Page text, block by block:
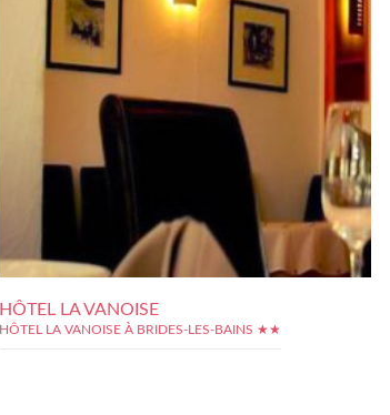
HÔTEL LA VANOISE
HÔTEL LA VANOISE À BRIDES-LES-BAINS ★★